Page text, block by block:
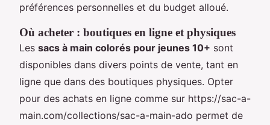
préférences personnelles et du budget alloué.
Où acheter : boutiques en ligne et physiques
Les sacs à main colorés pour jeunes 10+ sont
disponibles dans divers points de vente, tant en
ligne que dans des boutiques physiques. Opter
pour des achats en ligne comme sur https://sac-a-
main.com/collections/sac-a-main-ado permet de